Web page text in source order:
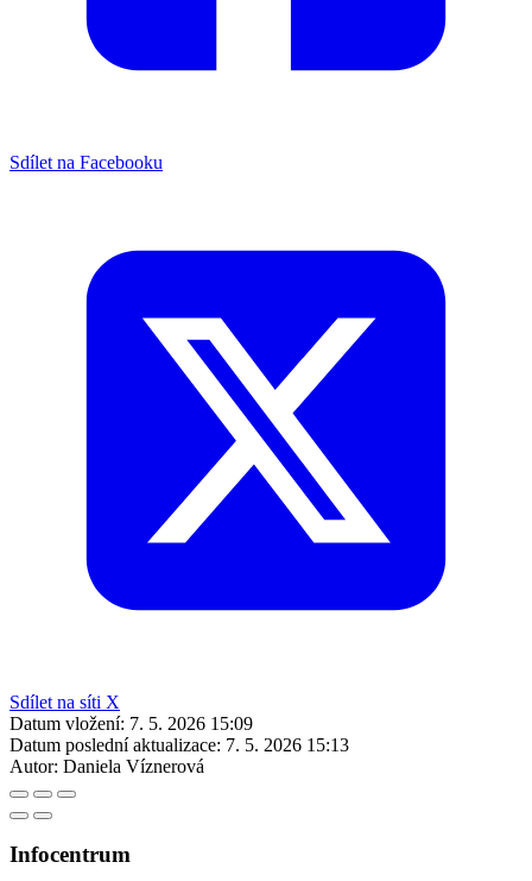
Sdílet na Facebooku
Sdílet na síti X
Datum vložení: 7. 5. 2026 15:09
Datum poslední aktualizace: 7. 5. 2026 15:13
Autor: Daniela Víznerová
Infocentrum